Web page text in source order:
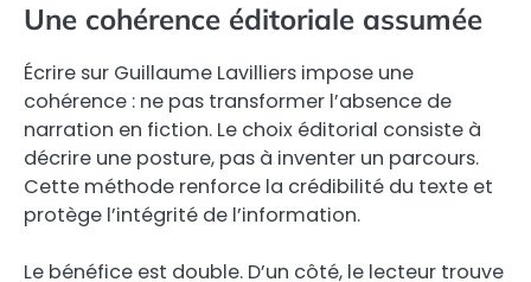
Une cohérence éditoriale assumée
Écrire sur Guillaume Lavilliers impose une
cohérence : ne pas transformer l’absence de
narration en fiction. Le choix éditorial consiste à
décrire une posture, pas à inventer un parcours.
Cette méthode renforce la crédibilité du texte et
protège l’intégrité de l’information.
Le bénéfice est double. D’un côté, le lecteur trouve